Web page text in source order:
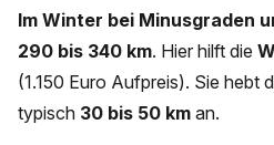
Im Winter bei Minusgraden
290 bis 340 km. Hier hilft die
(1.150 Euro Aufpreis). Sie hebt
typisch 30 bis 50 km an.